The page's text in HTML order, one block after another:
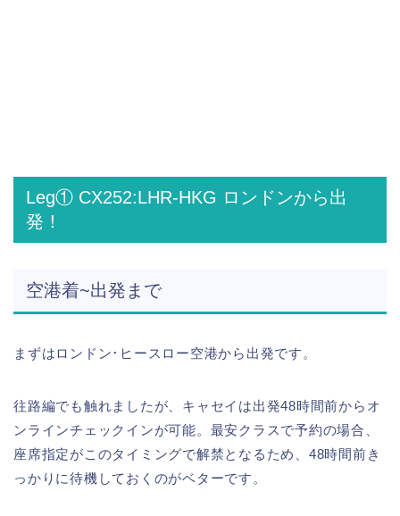
Leg① CX252:LHR-HKG ロンドンから出
発！
空港着~出発まで
まずはロンドン･ヒースロー空港から出発です。
往路編でも触れましたが、キャセイは出発48時間前からオ
ンラインチェックインが可能。最安クラスで予約の場合、
座席指定がこのタイミングで解禁となるため、48時間前き
っかりに待機しておくのがベターです。